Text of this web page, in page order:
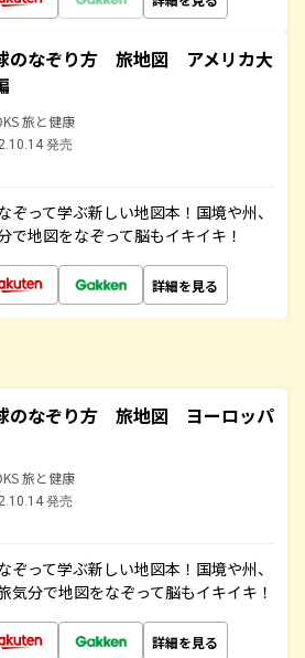
のなぞり方 旅地図 アメリカ大
旅と健康
発売
ぞって学ぶ新しい地図本！国境や州、
で地図をなぞって脳もイキイキ！
詳細を見る
のなぞり方 旅地図 ヨーロッパ
旅と健康
発売
ぞって学ぶ新しい地図本！国境や州、
気分で地図をなぞって脳もイキイキ！
詳細を見る